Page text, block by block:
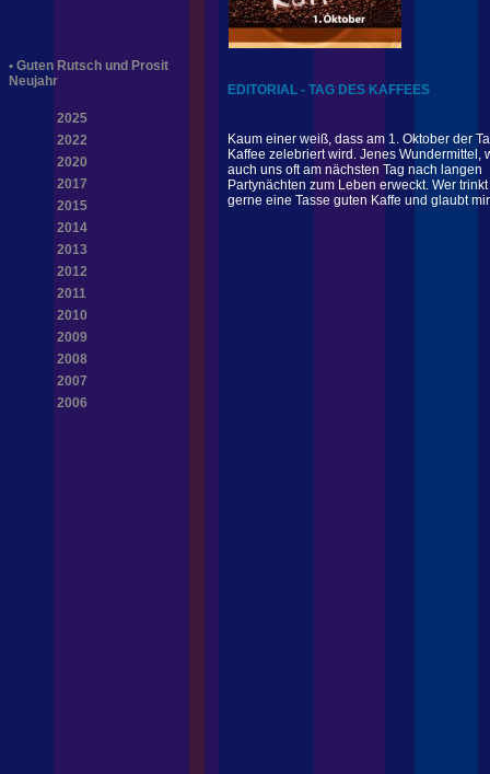
• Guten Rutsch und Prosit
Neujahr
2025
2022
2020
2017
2015
2014
2013
2012
2011
2010
2009
2008
2007
2006
EDITORIAL - TAG DES KAFFEES
Kaum einer weiß, dass am 1. Oktober der
Kaffee zelebriert wird. Jenes Wundermittel,
auch uns oft am nächsten Tag nach langen
Partynächten zum Leben erweckt. Wer
gerne eine Tasse guten Kaffe und glaubt